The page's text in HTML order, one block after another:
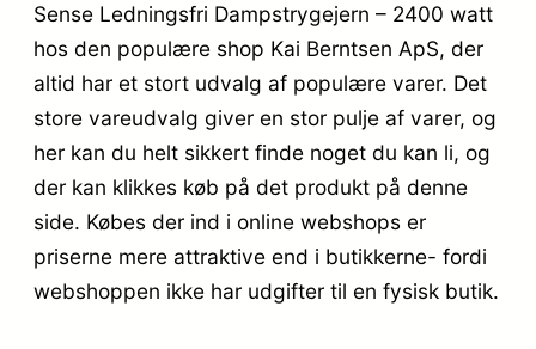
Sense Ledningsfri Dampstrygejern – 2400 watt
hos den populære shop Kai Berntsen ApS, der
altid har et stort udvalg af populære varer. Det
store vareudvalg giver en stor pulje af varer, og
her kan du helt sikkert finde noget du kan li, og
der kan klikkes køb på det produkt på denne
side. Købes der ind i online webshops er
priserne mere attraktive end i butikkerne- fordi
webshoppen ikke har udgifter til en fysisk butik.